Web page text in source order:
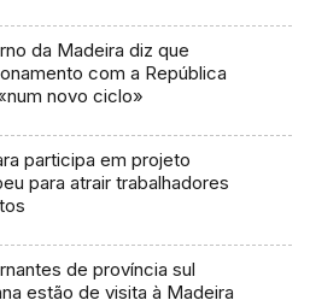
da Madeira diz que
com a República
novo ciclo»
participa em projeto
para atrair trabalhadores
de província sul
estão de visita à Madeira